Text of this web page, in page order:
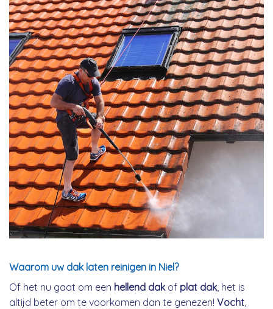
Waarom uw dak laten reinigen in Niel?
Of het nu gaat om een hellend dakof plat dak, het is
altijd beter om te voorkomen dan te genezen! Vocht